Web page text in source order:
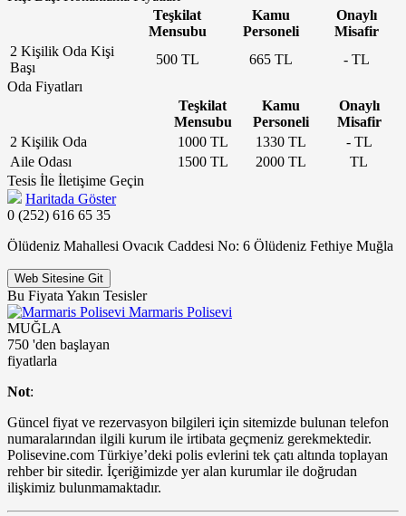
Teşkilat
Mensubu
Kamu
Personeli
Onaylı
Misafir
2 Kişilik Oda Kişi
Başı
500 TL 665 TL
- TL
Oda Fiyatları
Teşkilat
Mensubu
Kamu
Personeli
Onaylı
Misafir
2 Kişilik Oda
1000 TL 1330 TL
- TL
Aile Odası
1500 TL 2000 TL
TL
Tesis İle İletişime Geçin
Haritada Göster
0 (252) 616 65 35
Ölüdeniz Mahallesi Ovacık Caddesi No: 6 Ölüdeniz Fethiye Muğla
Web Sitesine Git
Bu Fiyata Yakın Tesisler
Marmaris Polisevi
MUĞLA
750 'den başlayan
fiyatlarla
Not:
Güncel fiyat ve rezervasyon bilgileri için sitemizde bulunan telefon
numaralarından ilgili kurum ile irtibata geçmeniz gerekmektedir.
Polisevine.com Türkiye’deki polis evlerini tek çatı altında toplayan
rehber bir sitedir. İçeriğimizde yer alan kurumlar ile doğrudan
ilişkimiz bulunmamaktadır.